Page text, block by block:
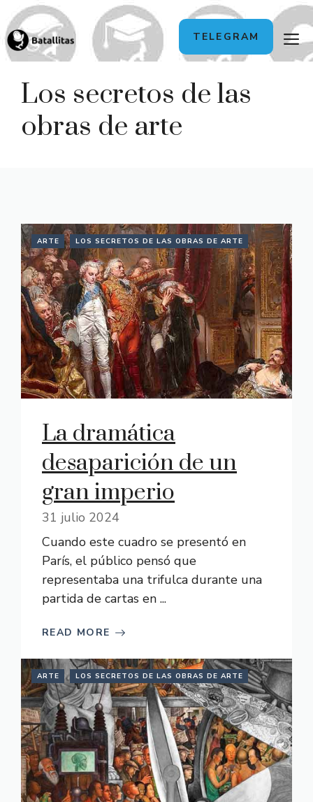
Saltar
al
contenido
TELEGRAM
Los secretos de las
obras de arte
ARTE LOS SECRETOS DE LAS OBRAS DE ARTE
La dramática
desaparición de un
gran imperio
31 julio 2024
Cuando este cuadro se presentó en
París, el público pensó que
representaba una trifulca durante una
partida de cartas en ...
READ MORE
ARTE LOS SECRETOS DE LAS OBRAS DE ARTE